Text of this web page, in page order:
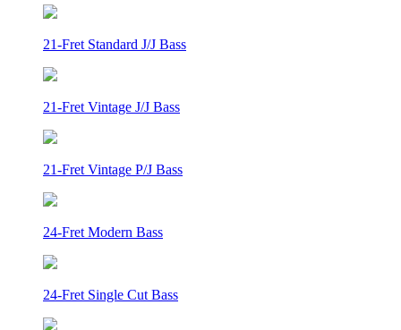
21-Fret Standard J/J Bass
21-Fret Vintage J/J Bass
21-Fret Vintage P/J Bass
24-Fret Modern Bass
24-Fret Single Cut Bass